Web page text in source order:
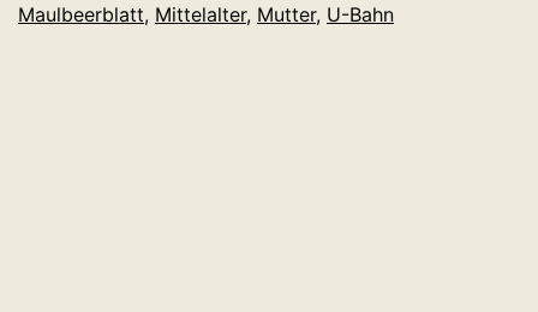
Maulbeerblatt, Mittelalter, Mutter, U-Bahn